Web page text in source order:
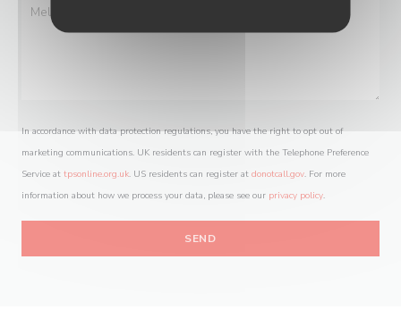
In accordance with data protection regulations, you have the right to opt out of
marketing communications. UK residents can register with the Telephone Preference
Service at tpsonline.org.uk. US residents can register at donotcall.gov. For more
information about how we process your data, please see our privacy policy.